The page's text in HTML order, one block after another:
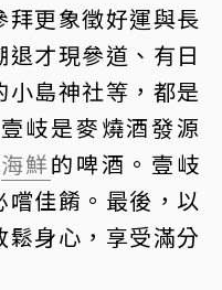
更象徵好運與長
才現參道、有日
島神社等，都是
岐是麥燒酒發源
海鮮的啤酒。壹岐
佳餚。最後，以
身心，享受滿分